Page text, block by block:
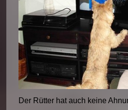
Der Rütter hat auch keine